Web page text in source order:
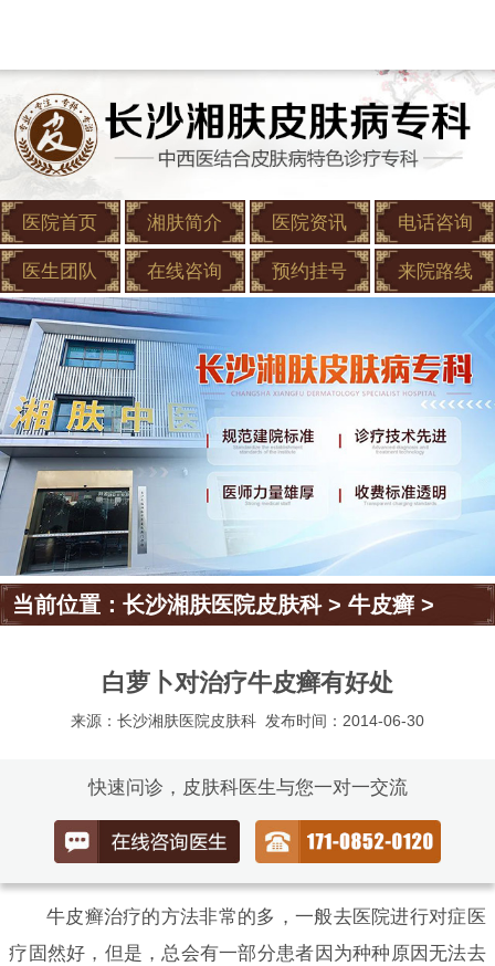
医院首页 湘肤简介 医院资讯 电话咨询
医生团队 在线咨询 预约挂号 来院路线
当前位置：长沙湘肤医院皮肤科>牛皮癣 >
白萝卜对治疗牛皮癣有好处
来源：长沙湘肤医院皮肤科 发布时间：2014-06-30
快速问诊，皮肤科医生与您一对一交流
牛皮癣治疗的方法非常的多，一般去医院进行对症医
疗固然好，但是，总会有一部分患者因为种种原因无法去